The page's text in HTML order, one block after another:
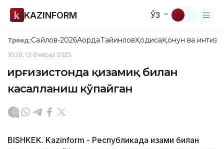
KAZINFORM ЎЗ
Тренд:Сайлов-2026АқордаТайинловҲодисаҚонун ва
10:29, 13 Феврал 2025
Қирғизистонда қизамиқ билан
касалланиш кўпайган
BISHKEK. Kazinform - Республикада қизамиқ билан